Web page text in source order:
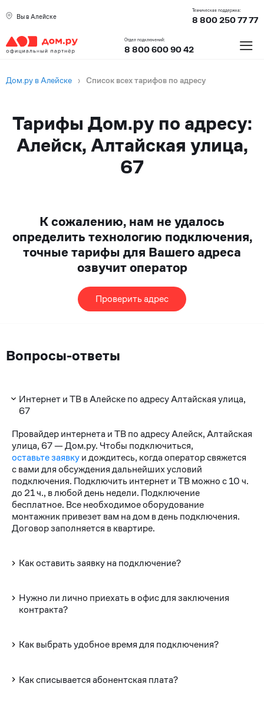
Вы в Алейске
Техническая поддержка:
8 800 250 77 77
Отдел подключений:
8 800 600 90 42 ≡
Дом.ру в Алейске › Список всех тарифов по адресу
Тарифы Дом.ру по адресу:
Алейск, Алтайская улица,
67
К сожалению, нам не удалось
определить технологию подключения,
точные тарифы для Вашего адреса
озвучит оператор
Проверить адрес
Вопросы-ответы
Интернет и ТВ в Алейске по адресу Алтайская улица,
67
Провайдер интернета и ТВ по адресу Алейск, Алтайская
улица, 67 — Дом.ру. Чтобы подключиться,
оставьте заявкуи дождитесь, когда оператор свяжется
с вами для обсуждения дальнейших условий
подключения. Подключить интернет и ТВ можно с 10 ч.
до 21 ч., в любой день недели. Подключение
бесплатное. Все необходимое оборудование
монтажник привезет вам на дом в день подключения.
Договор заполняется в квартире.
Как оставить заявку на подключение?
Нужно ли лично приехать в офис для заключения
контракта?
Как выбрать удобное время для подключения?
Как списывается абонентская плата?